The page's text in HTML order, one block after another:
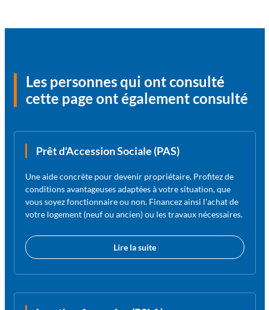
Les personnes qui ont consulté
cette page ont également consulté
Prêt d'Accession Sociale (PAS)
Une aide concrète pour devenir propriétaire. Profitez de
conditions avantageuses adaptées à votre situation, que
vous soyez fonctionnaire ou non. Financez ainsi l'achat de
votre logement (neuf ou ancien) ou les travaux nécessaires.
Lire la suite